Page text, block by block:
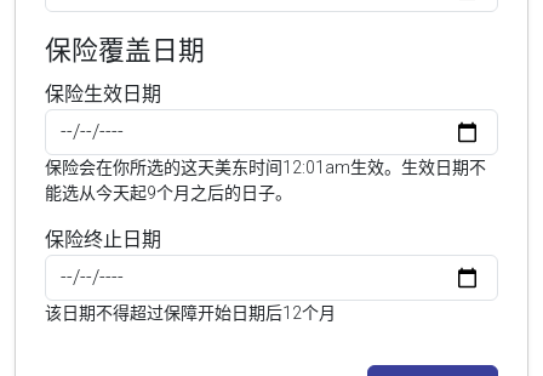
保险覆盖日期
保险生效日期
保险会在你所选的这天美东时间12:01am生效。生效日期不
能选从今天起9个月之后的日子。
保险终止日期
该日期不得超过保障开始日期后12个月